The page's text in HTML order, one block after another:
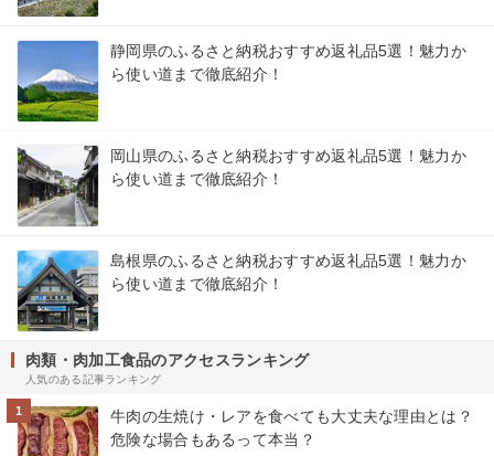
静岡県のふるさと納税おすすめ返礼品5選！魅力か
ら使い道まで徹底紹介！
岡山県のふるさと納税おすすめ返礼品5選！魅力か
ら使い道まで徹底紹介！
島根県のふるさと納税おすすめ返礼品5選！魅力か
ら使い道まで徹底紹介！
肉類・肉加工食品のアクセスランキング
人気のある記事ランキング
1
牛肉の生焼け・レアを食べても大丈夫な理由とは？
危険な場合もあるって本当？